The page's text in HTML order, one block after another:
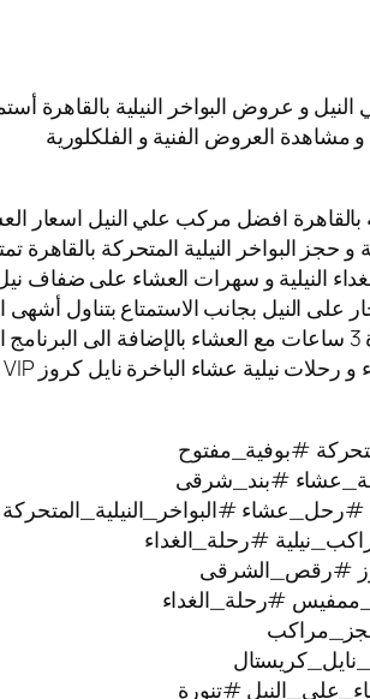
و عروض البواخر النيلية بالقاهرة
مشاهدة العروض الفنية و الفلكلورية
افضل مركب علي النيل اسعار
و حجز البواخر النيلية المتحركة
النيلية و سهرات العشاء على ضفاف
على النيل بجانب الاستمتاع بتناول
المراكب النيلية العائمة حيث الابحار على نيل القاهرة لمدة
#بوفية_مفتوح
#بند_شرقى
#رحلة_الغداء
#رقص_الشرقى
#رحلة_الغداء
#تنورة